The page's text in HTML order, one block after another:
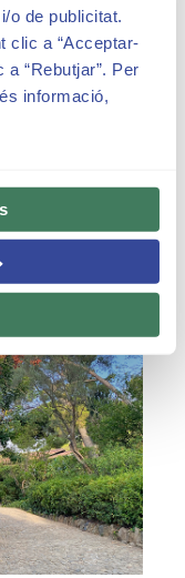
o de publicitat.
clic a “Acceptar-
“Rebutjar”. Per
informació,